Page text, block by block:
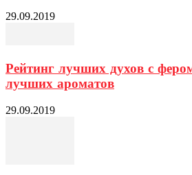
29.09.2019
Рейтинг лучших духов с
лучших ароматов
29.09.2019